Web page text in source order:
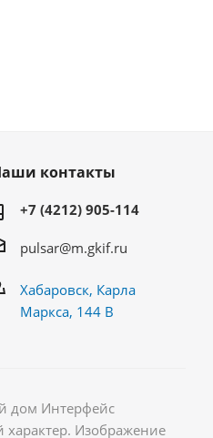
контакты
+7 (4212) 905-114
pulsar@m.gkif.ru
Хабаровск, Карла
Маркса, 144 В
дом Интерфейс
Изображение